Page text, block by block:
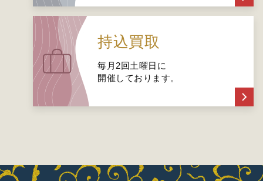
持込買取
毎月2回土曜日に
開催しております。